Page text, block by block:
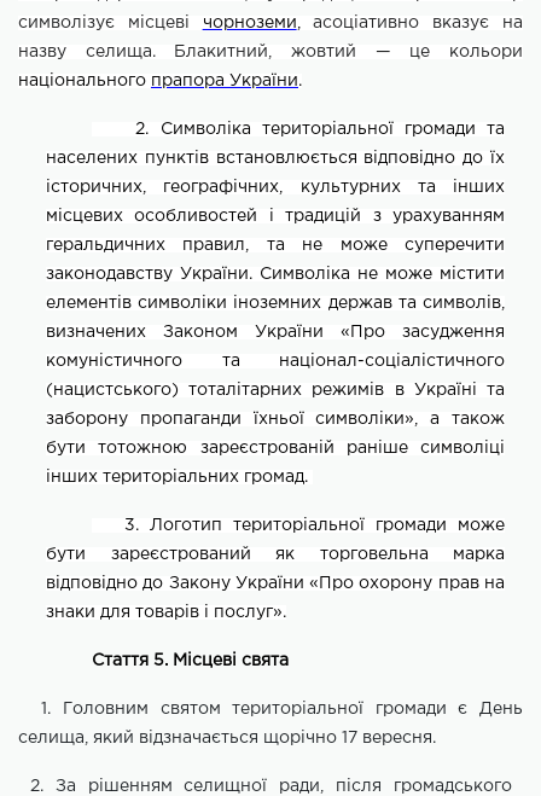
символізує місцеві
чорноземи
асоціативно вказує на
назву селища.
Блакитний, жовтий — це кольори
національного прапора України.
2. Символіка територіальної громади та
населених пунктів встановлюється відповідно до їх
історичних, географічних, культурних та інших
місцевих особливостей і традицій з урахуванням
геральдичних правил, та не може суперечити
законодавству України. Символіка не може містити
елементів символіки іноземних держав та символів,
визначених Законом України «Про засудження
комуністичного та націонал-соціалістичного
(нацистського) тоталітарних режимів в Україні та
заборону пропаганди їхньої символіки», а також
бути тотожною зареєстрованій раніше символіці
інших територіальних громад.
3. Логотип територіальної громади може
бути зареєстрований як торговельна марка
відповідно до ЗаконуУкраїни «Про охорону прав на
знаки для товарів і послуг».
Стаття 5. Місцеві свята
1. Головним святом територіальної громади є День
селища, який відзначається щорічно 17 вересня.
2. За рішенням селищної ради, після громадського